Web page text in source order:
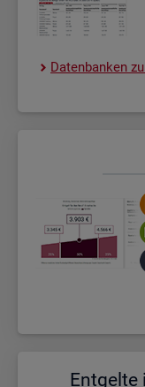
Da­ten­ban­ken
Ent­gel­te